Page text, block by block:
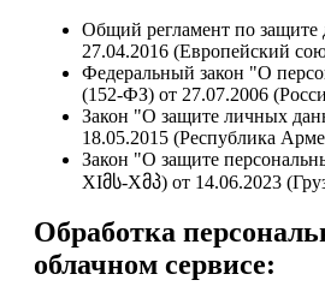
Общий регламент по защите
27.04.2016 (Европейский
Федеральный закон "О
(152-ФЗ) от 27.07.2006
Закон "О защите личных
18.05.2015 (Республика
Закон "О защите
XIმს-Xმპ) от 14.06.2023
Обработка
облачном сервисе: